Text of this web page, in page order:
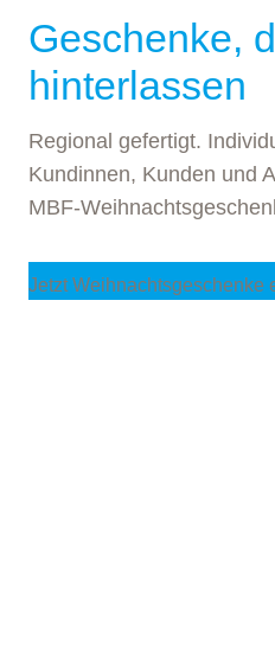
Geschenke,
hinterlassen
Regional gefertigt.
Kundinnen, Kunden und
MBF-
Jetzt Weihnachtsgeschenke